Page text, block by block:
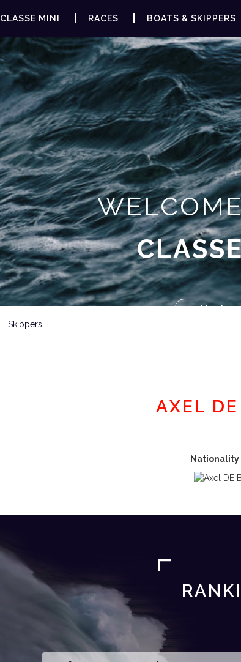
CLASSE MINI RACES BOATS & SKIPPERS
Member
Skippers
AXEL
Nationality